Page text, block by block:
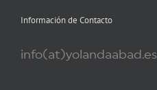
Información de Contacto
info(at)yolandaabad.es